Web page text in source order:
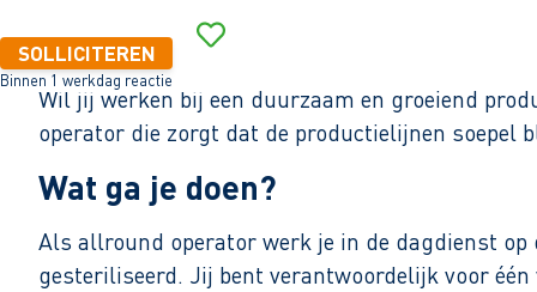
SOLLICITEREN
Binnen 1 werkdag reactie
Wil jij werken bij een duurzaam en groeiend
operator die zorgt dat de productielijnen soepel
Wat ga je doen?
Als allround operator werk je in de dagdienst op
gesteriliseerd. Jij bent verantwoordelijk voor